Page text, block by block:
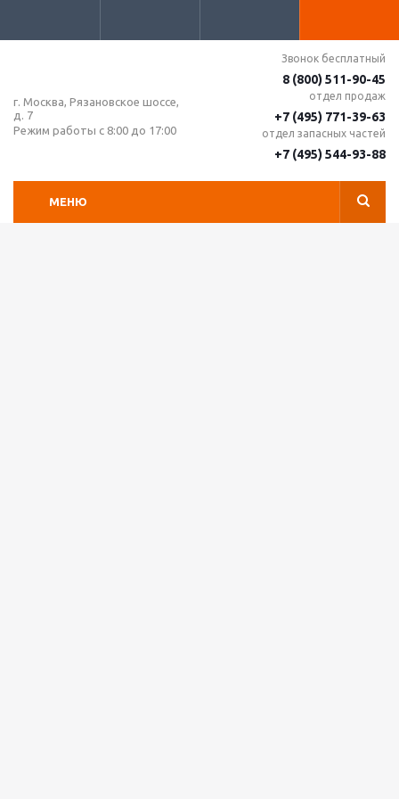
г. Москва, Рязановское шоссе,
д. 7
Режим работы с 8:00 до 17:00
Звонок бесплатный
8 (800) 511-90-45
отдел продаж
+7 (495) 771-39-63
отдел запасных частей
+7 (495) 544-93-88
МЕНЮ